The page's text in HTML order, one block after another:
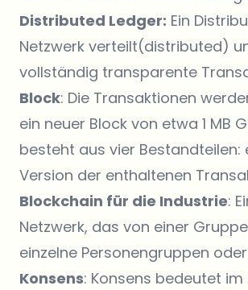
Distributed Ledger: Ein
Netzwerk verteilt(distributed)
vollständig transparente
Block: Die Transaktionen
ein neuer Block von etwa 1 MB
besteht aus vier Bestandteilen:
Version der enthaltenen
Blockchain für die Industrie:
Netzwerk, das von einer
einzelne Personengruppen
Konsens: Konsens bedeutet